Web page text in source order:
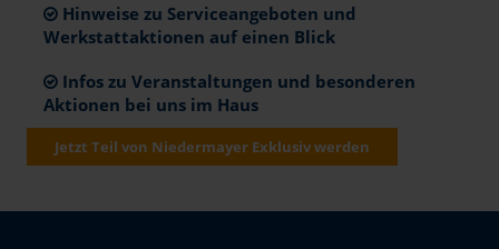
Hinweise zu Serviceangeboten und
Werkstattaktionen auf einen Blick
Infos zu Veranstaltungen und besonderen
Aktionen bei uns im Haus
Jetzt Teil von Niedermayer Exklusiv werden